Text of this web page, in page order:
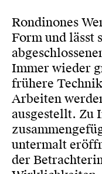
Rondinones
Form und lässt
Immer wieder
frühere
Arbeiten
ausgestellt. Zu
untermalt
der